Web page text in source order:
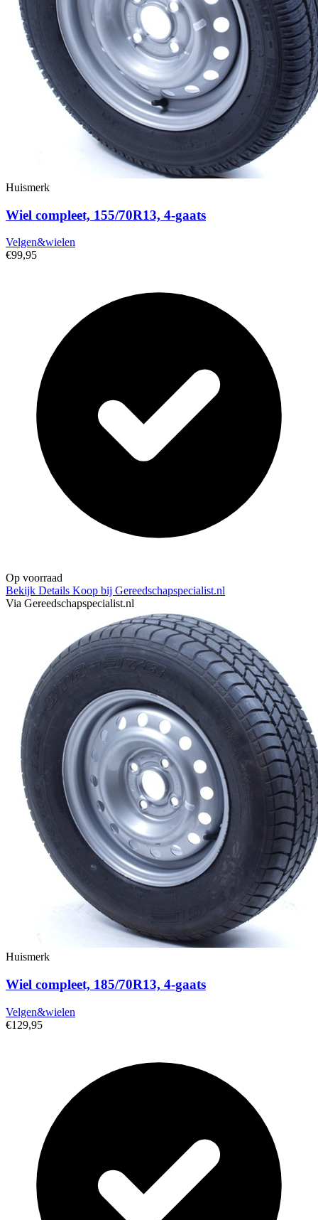
Huismerk
Wiel compleet, 155/70R13, 4-gaats
Velgen&wielen
€99,95
Op voorraad
Bekijk Details Koop bij Gereedschapspecialist.nl
Via Gereedschapspecialist.nl
Huismerk
Wiel compleet, 185/70R13, 4-gaats
Velgen&wielen
€129,95